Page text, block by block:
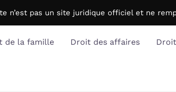
n’est pas un site juridique officiel et ne
de la famille Droit des affaires